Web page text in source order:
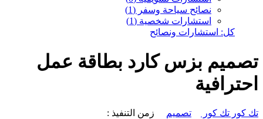
نصائح سياحة وسفر (1)
استشارات شخصية (1)
كل: استشارات ونصائح
تصميم بزس كارد بطاقة عمل
احترافية
تك كور تك كور تصميم زمن التنفيذ :